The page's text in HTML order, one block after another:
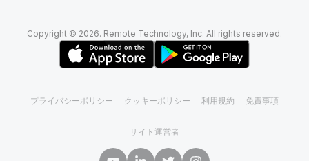
Copyright © 2026. Remote Technology, Inc. All rights reserved.
プライバシーポリシー クッキーポリシー 利用規約 免責事項
サイト運営者